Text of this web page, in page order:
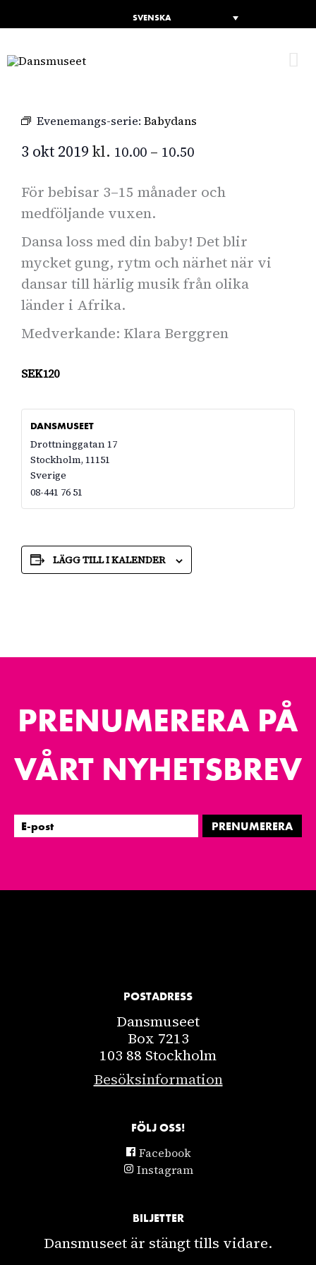
SVENSKA
Evenemangs-serie: Babydans
3 okt 2019 kl. 10.00 – 10.50
För bebisar 3–15 månader och
medföljande vuxen.
Dansa loss med din baby! Det blir
mycket gung, rytm och närhet när vi
dansar till härlig musik från olika
länder i Afrika.
Medverkande: Klara Berggren
SEK120
DANSMUSEET
Drottninggatan 17
Stockholm, 11151
Sverige
08-441 76 51
LÄGG TILL I KALENDER
PRENUMERERA PÅ
VÅRT NYHETSBREV
PRENUMERERA
POSTADRESS
Dansmuseet
Box 7213
103 88 Stockholm
Besöksinformation
FÖLJ OSS!
Facebook
Instagram
BILJETTER
Dansmuseet är stängt tills vidare.